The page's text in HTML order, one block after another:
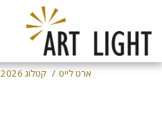
ארט לייט קטלוג 2026